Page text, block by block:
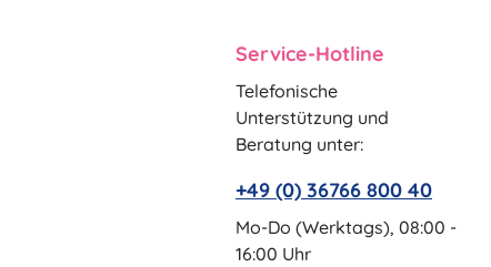
Service-Hotline
Telefonische
Unterstützung und
Beratung unter:
+49 (0) 36766 800 40
Mo-Do (Werktags), 08:00 -
16:00 Uhr